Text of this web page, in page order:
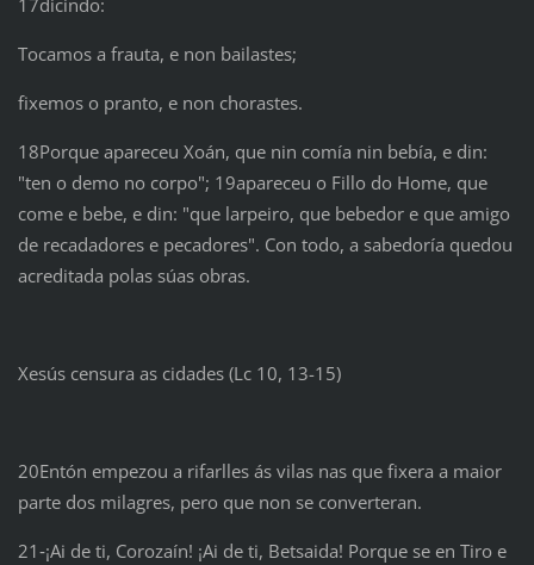
17dicindo:
Tocamos a frauta, e non bailastes;
fixemos o pranto, e non chorastes.
18Porque apareceu Xoán, que nin comía nin bebía, e din:
"ten o demo no corpo"; 19apareceu o Fillo do Home, que
come e bebe, e din: "que larpeiro, que bebedor e que amigo
de recadadores e pecadores". Con todo, a sabedoría quedou
acreditada polas súas obras.
Xesús censura as cidades (Lc 10, 13-15)
20Entón empezou a rifarlles ás vilas nas que fixera a maior
parte dos milagres, pero que non se converteran.
21‑¡Ai de ti, Corozaín! ¡Ai de ti, Betsaida! Porque se en Tiro e